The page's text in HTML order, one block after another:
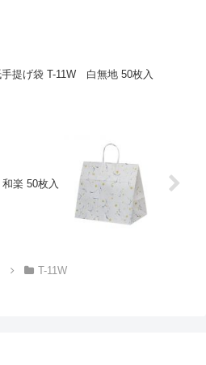
紙手提げ袋 T-11W 白無地 50枚入
紙手提げ袋 T-11W 和楽 50枚入
T-11W